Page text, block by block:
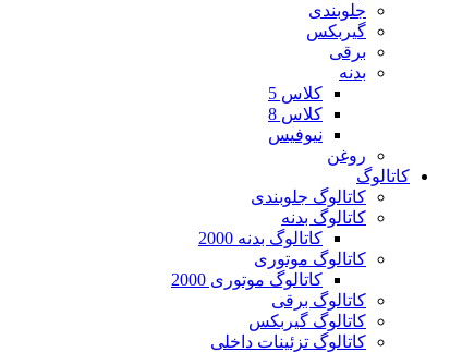
جلوبندی
گیربکس
برقی
بدنه
کلاس 5
کلاس 8
نیوفیس
روغن
کاتالوگ
کاتالوگ جلوبندی
کاتالوگ بدنه
کاتالوگ بدنه 2000
کاتالوگ موتوری
کاتالوگ موتوری 2000
کاتالوگ برقی
کاتالوگ گیربکس
کاتالوگ تزئینات داخلی